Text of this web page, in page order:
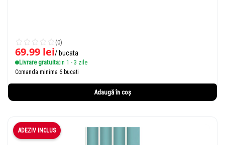
(0)
69.99 lei/ bucata
Livrare gratuita:in 1 - 3 zile
Comanda minima 6 bucati
Adaugă în coș
ADEZIV INCLUS